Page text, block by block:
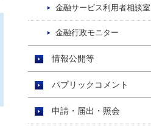
金融サービス利用者相談室
金融行政モニター
情報公開等
パブリックコメント
申請・届出・照会